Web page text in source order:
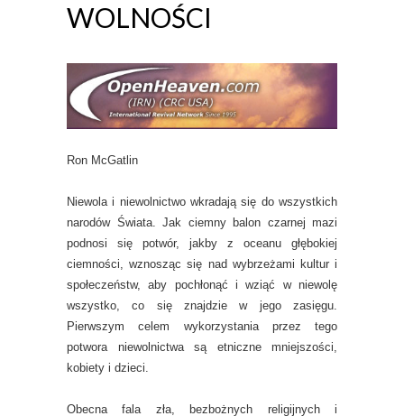
WOLNOŚCI
Ron McGatlin
Niewola i niewolnictwo wkradają się do wszystkich
narodów Świata. Jak ciemny balon czarnej mazi
podnosi się potwór, jakby z oceanu głębokiej
ciemności, wznosząc się nad wybrzeżami kultur i
społeczeństw, aby pochłonąć i wziąć w niewolę
wszystko, co się znajdzie w jego zasięgu.
Pierwszym celem wykorzystania przez tego
potwora niewolnictwa są etniczne mniejszości,
kobiety i dzieci.
Obecna fala zła, bezbożnych religijnych i